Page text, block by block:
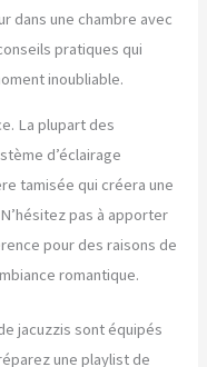
dans une chambre avec
pratiques qui
inoubliable.
La plupart des
d’éclairage
tamisée qui créera une
pas à apporter
pour des raisons de
romantique.
jacuzzis sont équipés
une playlist de